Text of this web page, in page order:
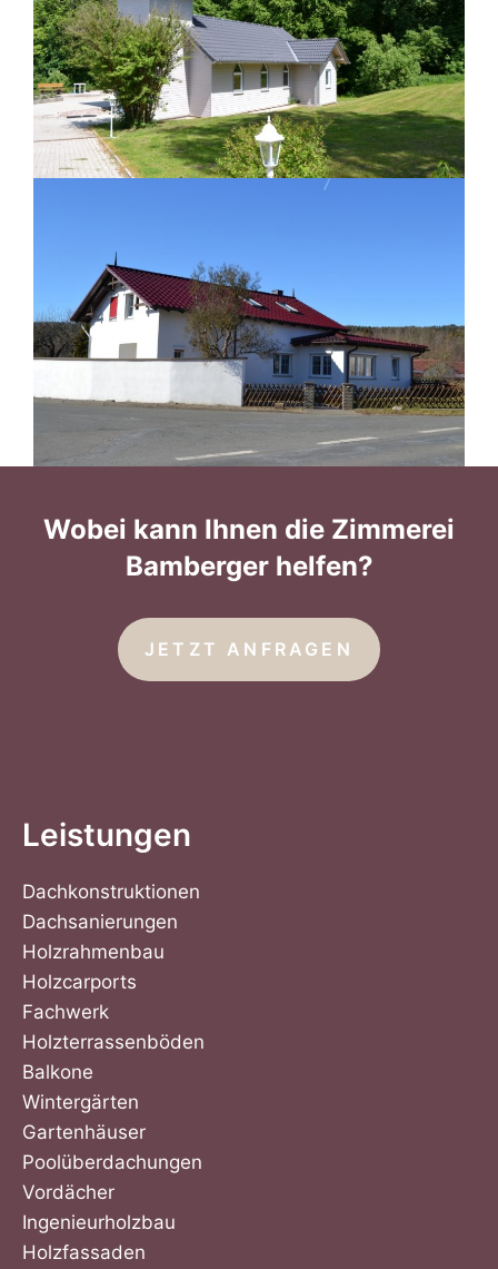
Wobei kann Ihnen die Zimmerei
Bamberger helfen?
JETZT ANFRAGEN
Leistungen
Dachkonstruktionen
Dachsanierungen
Holzrahmenbau
Holzcarports
Fachwerk
Holzterrassenböden
Balkone
Wintergärten
Gartenhäuser
Poolüberdachungen
Vordächer
Ingenieurholzbau
Holzfassaden